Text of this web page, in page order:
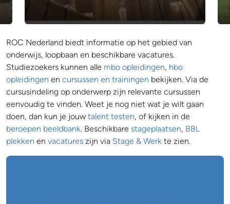
ROC Nederland biedt informatie op het gebied van
onderwijs, loopbaan en beschikbare vacatures.
Studiezoekers kunnen alle mbo opleidingen, hbo
opleidingen en cursussen en trainingen bekijken. Via de
cursusindeling op onderwerp zijn relevante cursussen
eenvoudig te vinden. Weet je nog niet wat je wilt gaan
doen, dan kun je jouw talent testen, of kijken in de
beroepen beeldbank. Beschikbare stageplaatsen, BBL
plekken en vacatures zijn via Stage & Werk te zien.